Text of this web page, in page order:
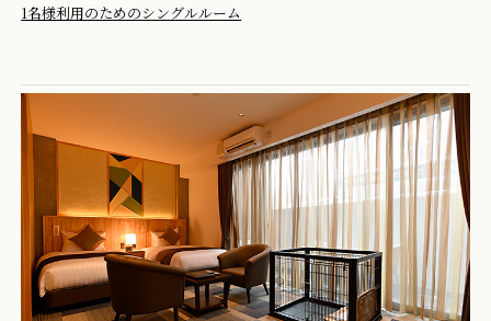
1名様利用のためのシングルルーム